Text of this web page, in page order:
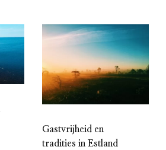
Gastvrijheid en
tradities in Estland